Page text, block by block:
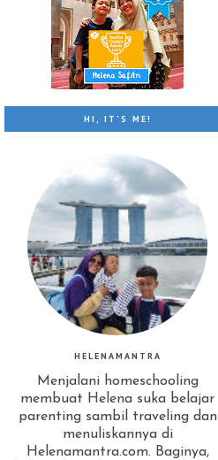
HI, IT'S ME!
HELENAMANTRA
Menjalani homeschooling
membuat Helena suka belajar
parenting sambil traveling dan
menuliskannya di
Helenamantra.com. Baginya,